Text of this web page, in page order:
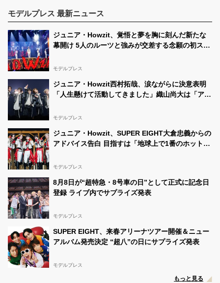
モデルプレス 最新ニュース
ジュニア・Howzit、覚悟と夢を胸に刻んだ新たな
幕開け 5人のルーツと強みが交差する念願の初ステ
TO ME YOU】
モデルプレス
ジュニア・Howzit西村拓哉、涙ながらに決意表明
「人生懸けて活動してきました」織山尚大は「アイ
Howzit 1st LIVE 2026 NICE TO ME YOU】
モデルプレス
ジュニア・Howzit、SUPER EIGHT大倉忠義からの
アドバイス告白 目指すは「地球上で1番のホットス
NICE TO ME YOU】
モデルプレス
8月8日が“超特急・8号車の日”として正式に記念日
登録 ライブ内でサプライズ発表
モデルプレス
SUPER EIGHT、来春アリーナツアー開催＆ニュー
アルバム発売決定 “超八”の日にサプライズ発表
モデルプレス
もっと見る